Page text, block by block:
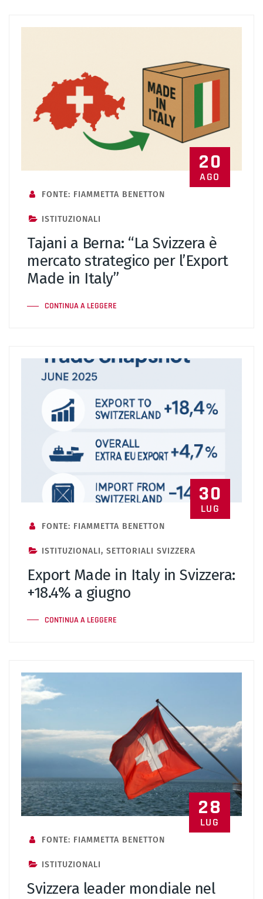
20
AGO
FONTE: FIAMMETTA BENETTON
ISTITUZIONALI
Tajani a Berna: “La Svizzera è
mercato strategico per l’Export
Made in Italy”
CONTINUA A LEGGERE
30
LUG
FONTE: FIAMMETTA BENETTON
ISTITUZIONALI, SETTORIALI SVIZZERA
Export Made in Italy in Svizzera:
+18.4% a giugno
CONTINUA A LEGGERE
28
LUG
FONTE: FIAMMETTA BENETTON
ISTITUZIONALI
Svizzera leader mondiale nel